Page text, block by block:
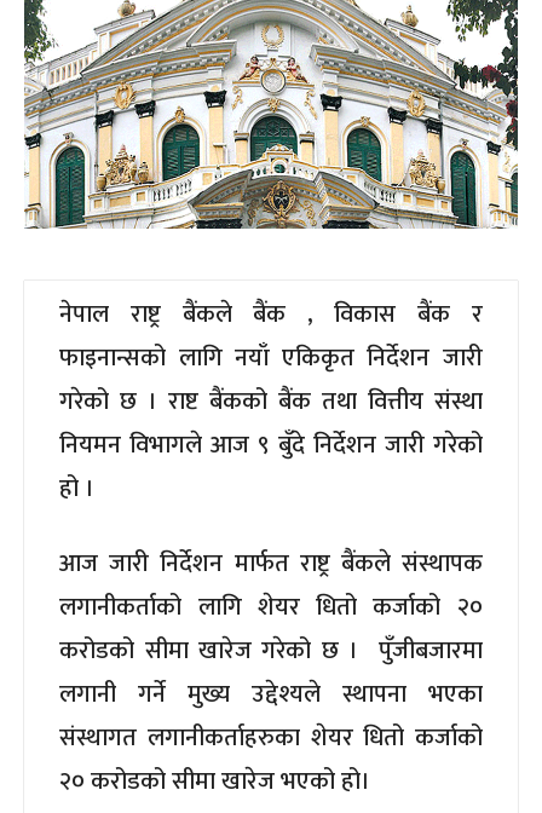
नेपाल राष्ट्र बैंकले बैंक , विकास बैंक र
फाइनान्सको लागि नयाँ एकिकृत निर्देशन जारी
गरेको छ । राष्ट बैंकको बैंक तथा वित्तीय संस्था
नियमन विभागले आज ९ बुँदे निर्देशन जारी गरेको
हो ।
आज जारी निर्देशन मार्फत राष्ट्र बैंकले संस्थापक
लगानीकर्ताको लागि शेयर धितो कर्जाको २०
करोडको सीमा खारेज गरेको छ । पुँजीबजारमा
लगानी गर्ने मुख्य उद्देश्यले स्थापना भएका
संस्थागत लगानीकर्ताहरुका शेयर धितो कर्जाको
२० करोडको सीमा खारेज भएको हो।